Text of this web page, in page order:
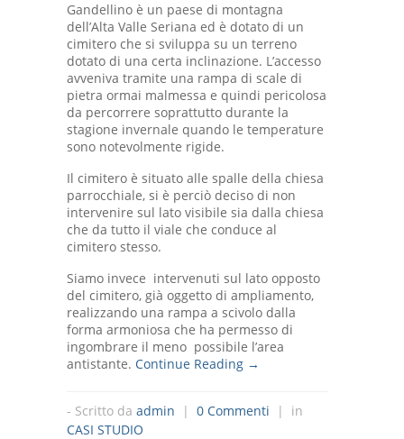
Gandellino è un paese di montagna
dell’Alta Valle Seriana ed è dotato di un
cimitero che si sviluppa su un terreno
dotato di una certa inclinazione. L’accesso
avveniva tramite una rampa di scale di
pietra ormai malmessa e quindi pericolosa
da percorrere soprattutto durante la
stagione invernale quando le temperature
sono notevolmente rigide.
Il cimitero è situato alle spalle della chiesa
parrocchiale, si è perciò deciso di non
intervenire sul lato visibile sia dalla chiesa
che da tutto il viale che conduce al
cimitero stesso.
Siamo invece intervenuti sul lato opposto
del cimitero, già oggetto di ampliamento,
realizzando una rampa a scivolo dalla
forma armoniosa che ha permesso di
ingombrare il meno possibile l’area
antistante. Continue Reading →
- Scritto da admin | 0 Commenti | in
CASI STUDIO